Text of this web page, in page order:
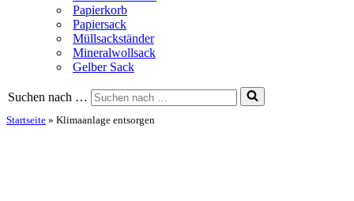
Papierkorb
Papiersack
Müllsackständer
Mineralwollsack
Gelber Sack
Suchen nach …
Startseite » Klimaanlage entsorgen